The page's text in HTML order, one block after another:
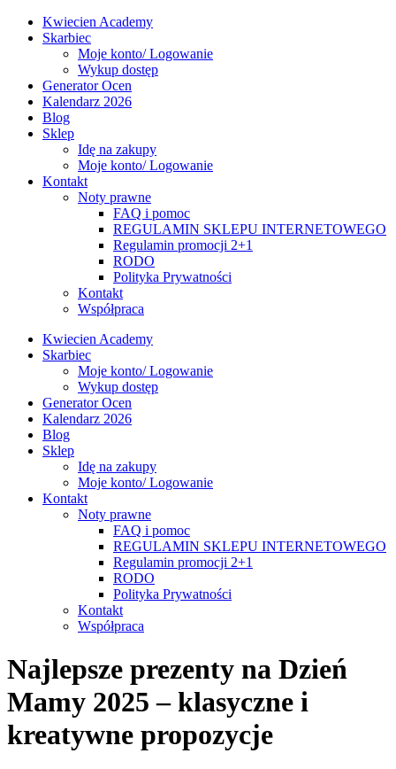
Kwiecien Academy
Skarbiec
Moje konto/ Logowanie
Wykup dostęp
Generator Ocen
Kalendarz 2026
Blog
Sklep
Idę na zakupy
Moje konto/ Logowanie
Kontakt
Noty prawne
FAQ i pomoc
REGULAMIN SKLEPU INTERNETOWEGO
Regulamin promocji 2+1
RODO
Polityka Prywatności
Kontakt
Współpraca
Kwiecien Academy
Skarbiec
Moje konto/ Logowanie
Wykup dostęp
Generator Ocen
Kalendarz 2026
Blog
Sklep
Idę na zakupy
Moje konto/ Logowanie
Kontakt
Noty prawne
FAQ i pomoc
REGULAMIN SKLEPU INTERNETOWEGO
Regulamin promocji 2+1
RODO
Polityka Prywatności
Kontakt
Współpraca
Najlepsze prezenty na Dzień
Mamy 2025 – klasyczne i
kreatywne propozycje